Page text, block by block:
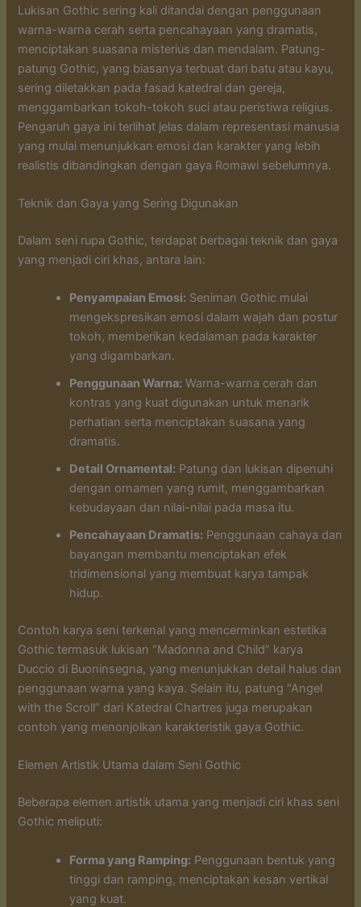
Lukisan Gothic sering kali ditandai dengan penggunaan
warna-warna cerah serta pencahayaan yang dramatis,
menciptakan suasana misterius dan mendalam. Patung-
patung Gothic, yang biasanya terbuat dari batu atau kayu,
sering diletakkan pada fasad katedral dan gereja,
menggambarkan tokoh-tokoh suci atau peristiwa religius.
Pengaruh gaya ini terlihat jelas dalam representasi manusia
yang mulai menunjukkan emosi dan karakter yang lebih
realistis dibandingkan dengan gaya Romawi sebelumnya.
Teknik dan Gaya yang Sering Digunakan
Dalam seni rupa Gothic, terdapat berbagai teknik dan gaya
yang menjadi ciri khas, antara lain:
Penyampaian Emosi: Seniman Gothic mulai
mengekspresikan emosi dalam wajah dan postur
tokoh, memberikan kedalaman pada karakter
yang digambarkan.
Penggunaan Warna: Warna-warna cerah dan
kontras yang kuat digunakan untuk menarik
perhatian serta menciptakan suasana yang
dramatis.
Detail Ornamental: Patung dan lukisan dipenuhi
dengan ornamen yang rumit, menggambarkan
kebudayaan dan nilai-nilai pada masa itu.
Pencahayaan Dramatis: Penggunaan cahaya dan
bayangan membantu menciptakan efek
tridimensional yang membuat karya tampak
hidup.
Contoh karya seni terkenal yang mencerminkan estetika
Gothic termasuk lukisan “Madonna and Child” karya
Duccio di Buoninsegna, yang menunjukkan detail halus dan
penggunaan warna yang kaya. Selain itu, patung “Angel
with the Scroll” dari Katedral Chartres juga merupakan
contoh yang menonjolkan karakteristik gaya Gothic.
Elemen Artistik Utama dalam Seni Gothic
Beberapa elemen artistik utama yang menjadi ciri khas seni
Gothic meliputi:
Forma yang Ramping: Penggunaan bentuk yang
tinggi dan ramping, menciptakan kesan vertikal
yang kuat.